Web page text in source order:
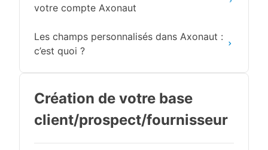
votre compte Axonaut
Les champs personnalisés dans Axonaut :
c’est quoi ?
Création de votre base
client/prospect/fournisseur